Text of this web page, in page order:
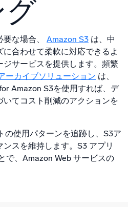
な場合、 Amazon S3 は、中
合わせて柔軟に対応できるよ
サービスを提供します。頻繁
ーカイブソリューション は、
Amazon S3を使用すれば、デ
てコスト削減のアクションを
の使用パターンを追跡し、S3ア
スを維持します。S3 アプリ
で、Amazon Web サービスの